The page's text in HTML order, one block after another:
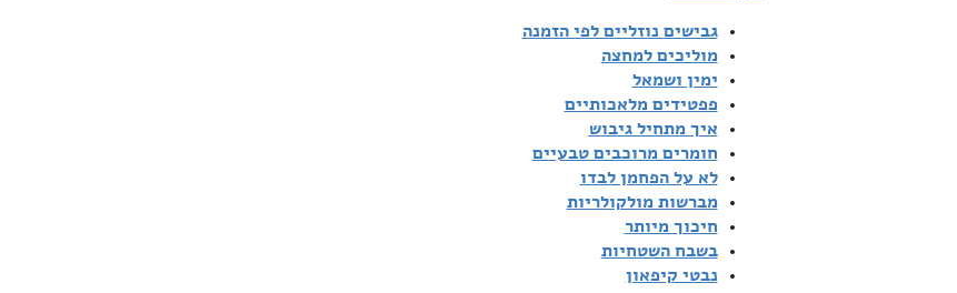
גבישים נוזליים לפי הזמנה
מוליכים למחצה
ימין ושמאל
פפטידים מלאכותיים
איך מתחיל גיבוש
חומרים מרוכבים טבעיים
לא על הפחמן לבדו
מברשות מולקולריות
חיכוך מיותר
בשבח השטחיות
נבטי קיפאון